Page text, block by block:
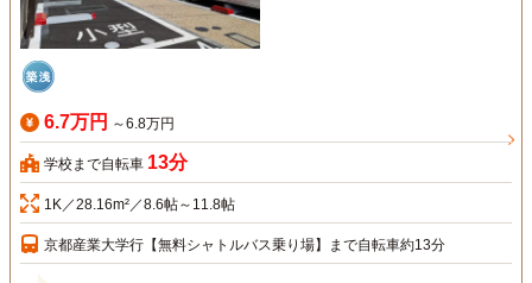
6.7万円 ～6.8万円
学校まで自転車 13分
1K／28.16m²／8.6帖～11.8帖
京都産業大学行【無料シャトルバス乗り場】まで自転車約13分